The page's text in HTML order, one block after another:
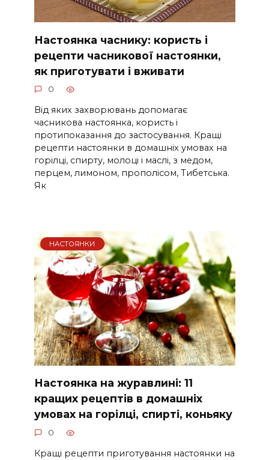
Настоянка часнику: користь і
рецепти часникової настоянки,
як приготувати і вживати
0
Від яких захворювань допомагає
часникова настоянка, користь і
протипоказання до застосування. Кращі
рецепти настоянки в домашніх умовах на
горілці, спирту, молоці і маслі, з медом,
перцем, лимоном, прополісом, Тибетська.
Як
НАСТОЯНКИ
Настоянка на журавлині: 11
кращих рецептів в домашніх
умовах на горілці, спирті, коньяку
0
Кращі рецепти приготування настоянки на